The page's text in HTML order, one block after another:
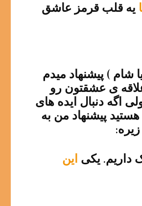
یه قلب قرمز عاشق
شام ) پیشنهاد میدم
ی عشقتون رو
اگه دنبال ایده های
پیشنهاد من به
داریم. یکی این